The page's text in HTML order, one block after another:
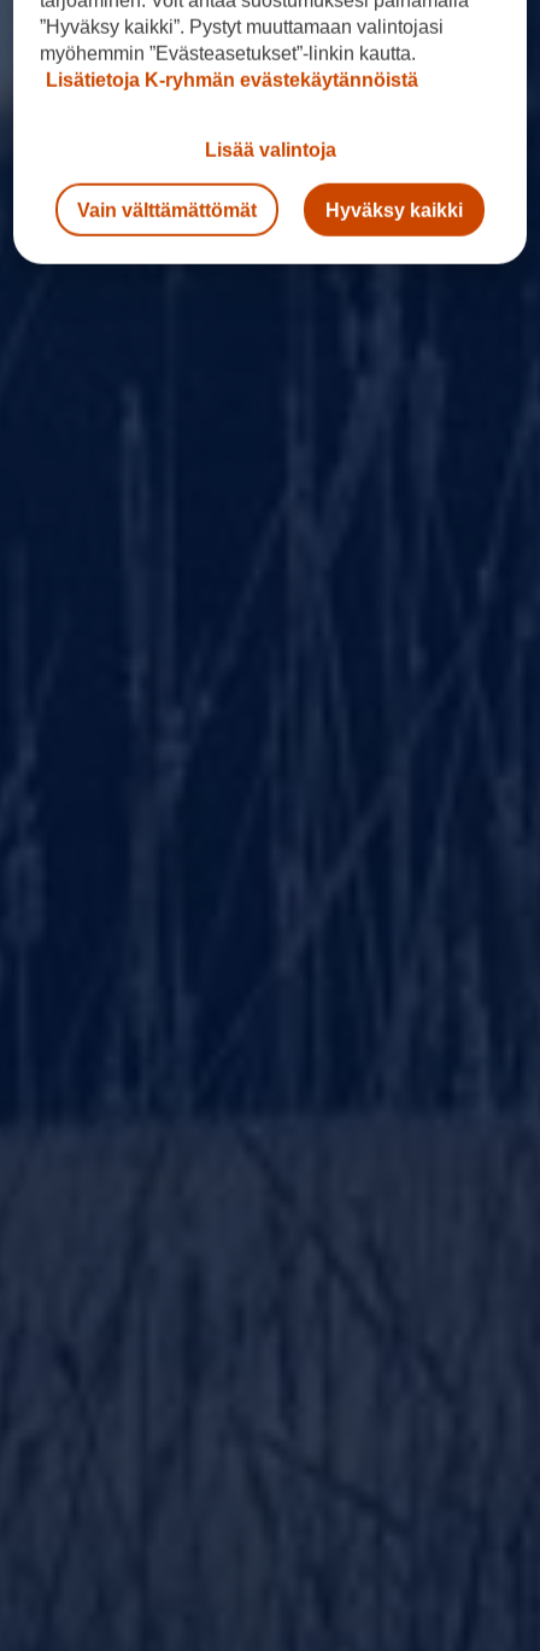
”Hyväksy kaikki”. Pystyt muuttamaan valintojasi
myöhemmin ”Evästeasetukset”-linkin kautta.
Lisätietoja K-ryhmän evästekäytännöistä
Lisää valintoja
Vain välttämättömät Hyväksy kaikki